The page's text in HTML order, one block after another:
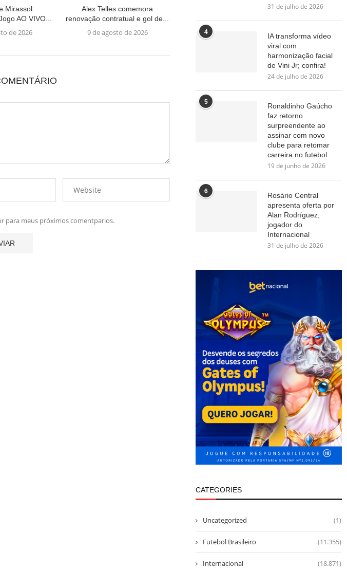
Mirassol:
AO VIVO...
de 2026
Alex Telles comemora
renovação contratual e gol de...
9 de agosto de 2026
para meus próximos comentparios.
31 de julho de 2026
4
IA transforma vídeo
viral com
harmonização facial
de Vini Jr; confira!
24 de julho de 2026
5
Ronaldinho Gaúcho
faz retorno
surpreendente ao
assinar com novo
clube para retomar
carreira no futebol
19 de junho de 2026
6
Rosário Central
apresenta oferta por
Alan Rodríguez,
jogador do
Internacional
31 de julho de 2026
CATEGORIES
Uncategorized (1)
Futebol Brasileiro (11.355)
Internacional (18.871)